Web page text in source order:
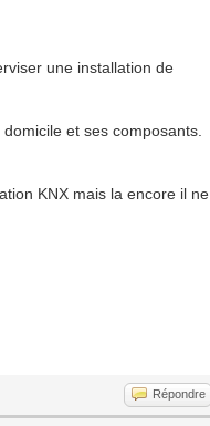
une installation de
et ses composants.
KNX mais la encore il ne
Répondre